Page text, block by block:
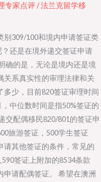
专家点评/法兰克留学移
别309/100和境内申请签证类
还是在境外递交签证申请
确的是，无论是境内还是境
关系真实性的审理法律和关
少，目前820签证审理时间
中位数时间是指50%签证的
交配偶移民820/801的签证申
旅游签证，500学生签证
请其他签证的条件，常见的
签证上附加的8534条款
请配偶签证。 希望在澳洲